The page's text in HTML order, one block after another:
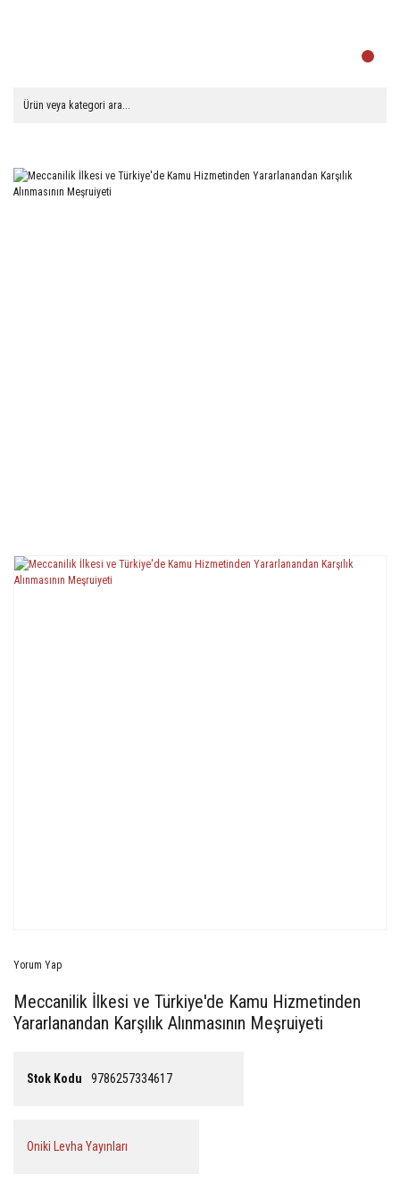
Yorum Yap
Meccanilik İlkesi ve Türkiye'de Kamu Hizmetinden
Yararlanandan Karşılık Alınmasının Meşruiyeti
Stok Kodu 9786257334617
Oniki Levha Yayınları